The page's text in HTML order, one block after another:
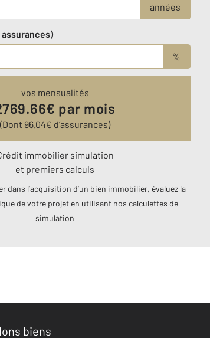
années
%
vos mensualités
2769.66€ par mois
(Dont 96.04€ d’assurances)
immobilier simulation
et premiers calculs
dans l’acquisition d’un bien immobilier, évaluez la
de votre projet en utilisant nos calculettes de
simulation
biens